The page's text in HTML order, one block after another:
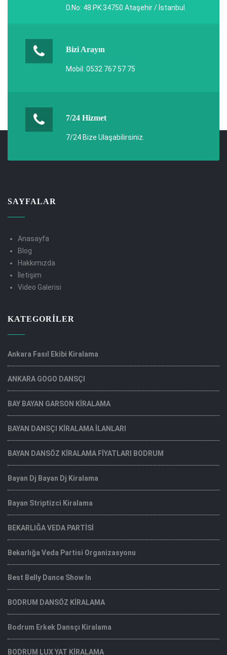
D.No: 48 PK:34750 Ataşehir / İstanbul
Bizi Arayın
Mobil: 0532 767 57 75
7/24 Hizmet
7/24 Bize Ulaşabilirsiniz.
SAYFALAR
Anasayfa
Blog
Hakkımızda
İletişim
Video Galerisi
KATEGORILER
Ankara Fasıl Ekibi Kiralama
ANKARA GOGO DANSÇI
BAY BAYAN GARSON KİRALAMA
BAYAN DANSÇI KİRALAMA İLANLARI
BAYAN DANSÖZ KİRALAMA FİYATLARI BODRUM
Bayan Dj Bayan Dj Kiralama
Bayan Striptizci Kiralama
BEKARLIĞA VEDA PARTİSİ
Bekarlığa Veda Partisi Organizasyonu
Best Belly Dance Show In
BODRUM DANSÖZ KİRALAMA
Bodrum Erkek Dansçı Kiralama
BODRUM LUX YAT KİRALAMA